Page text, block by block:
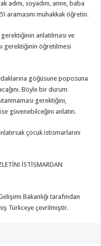
adını, soyadını, anne, baba
aramasını muhakkak öğretin.
anlatılması ve
gerektiğinin öğretilmesi
göğüsune poposuna
Böyle bir durum
gerektiğini,
güvenebilceğini anlatın.
çocuk istismarlarını
İSTİSMARDAN
Bakanlığı tarafından
Türkceye çevrilmiştir.